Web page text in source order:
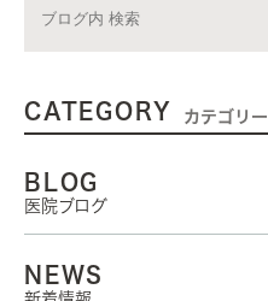
CATEGORY カテゴリー
BLOG
医院ブログ
NEWS